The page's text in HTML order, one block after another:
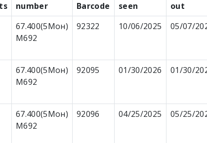
number
Barcode
seen
out
67.400(5Мон)
М692
92322 10/06/2025 05/07/
67.400(5Мон)
М692
92095 01/30/2026 01/30/
67.400(5Мон)
М692
92096 04/25/2025 05/25/